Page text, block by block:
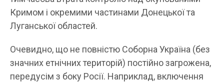
Кримом і окремими частинами Донецької та
Луганської областей.
Очевидно, що не повністю Соборна Україна (без
значних етнічних територій) постійно загрожена,
передусім з боку Росії. Наприклад, включення